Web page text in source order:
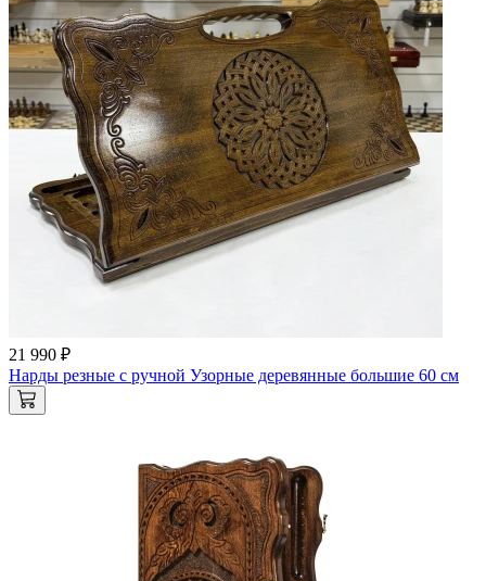
21 990 ₽
Нарды резные с ручной Узорные деревянные большие 60 см